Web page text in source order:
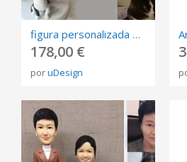
figura personalizada de fotos, 3D retrato Biscuit, muñeca de arte mini me personalizada
178,00 €
poruDesign